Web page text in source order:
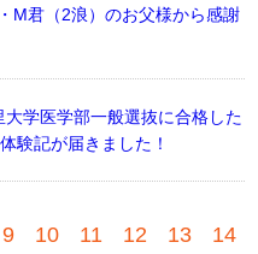
M君（2浪）のお父様から感謝
大学医学部一般選抜に合格した
験記が届きました！
9 10 11 12 13 14